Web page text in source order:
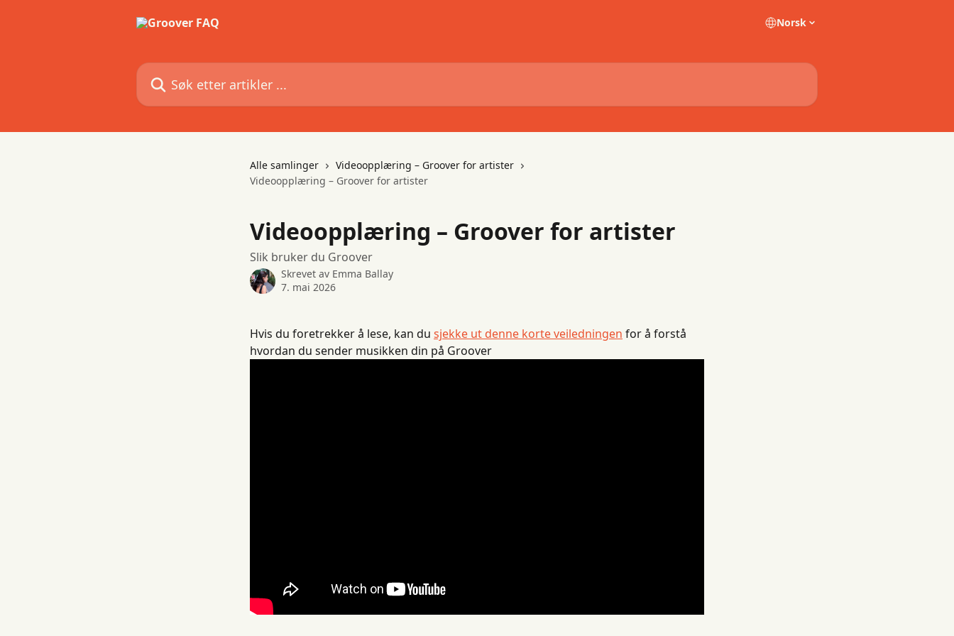
Norsk
Søk etter artikler ...
Alle samlinger
Videoopplæring – Groover for artister
Videoopplæring – Groover for artister
Videoopplæring – Groover for artister
Slik bruker du Groover
Skrevet av Emma Ballay
7. mai 2026
Hvis du foretrekker å lese, kan du sjekke ut denne korte veiledningen for å forstå
hvordan du sender musikken din på Groover